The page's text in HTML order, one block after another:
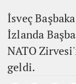
İsveç
İzlanda
NATO
geldi.